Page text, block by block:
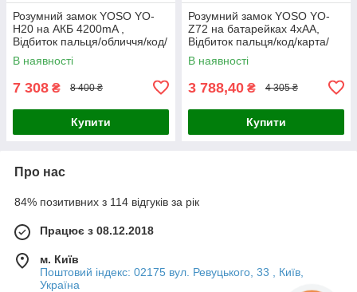
Розумний замок YOSO YO-
H20 на АКБ 4200mA ,
Відбиток пальця/обличчя/код/
карта/ключ/додаток ( врізна
частина 6068) Матеріал
В наявності
7 308 ₴ 8 400 ₴
Купити
Розумний замок YOSO YO-
Z72 на батарейках 4хАА,
Відбиток пальця/код/карта/
ключ/додаток (врізна частина
7255) Матеріал алюміній,
В наявності
3 788,40 ₴ 4 305 ₴
Купити
Про нас
84% позитивних з 114 відгуків за рік
Працює з 08.12.2018
м. Київ
Поштовий індекс: 02175 вул. Ревуцького, 33 , Київ,
Україна